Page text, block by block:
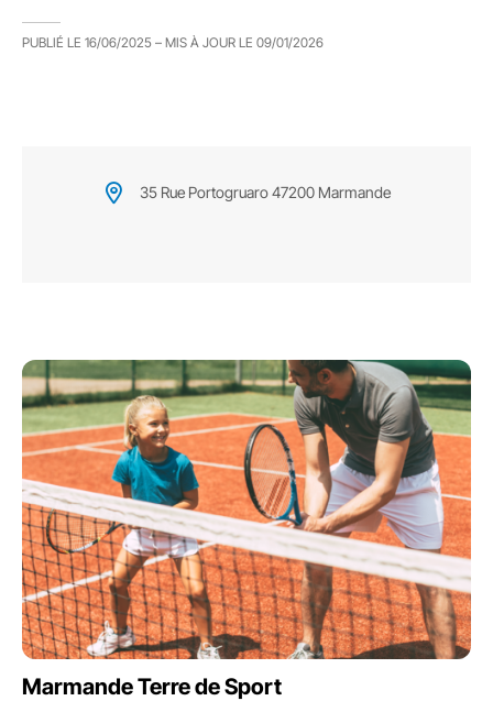
PUBLIÉ LE 16/06/2025 – MIS À JOUR LE 09/01/2026
35 Rue Portogruaro 47200 Marmande
Marmande Terre de Sport